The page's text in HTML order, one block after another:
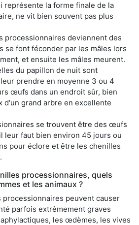
représente la forme finale de la
ne vit bien souvent pas plus
processionnaires deviennent des
se font féconder par les mâles lors
et ensuite les mâles meurent.
du papillon de nuit sont
prendre en moyenne 3 ou 4
œufs dans un endroit sûr, bien
d'un grand arbre en excellente
se trouvent être des œufs
leur faut bien environ 45 jours ou
pour éclore et être les chenilles
processionnaires, quels
et les animaux ?
processionnaires peuvent causer
parfois extrêmement graves
les œdèmes, les vives